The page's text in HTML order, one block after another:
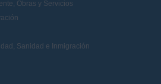
Obras y Servicios
Sanidad e Inmigración